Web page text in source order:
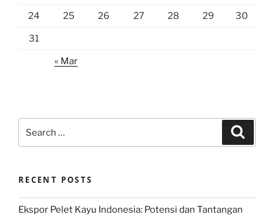
24 25 26 27 28 29 30
31
« Mar
for:
RECENT POSTS
Ekspor Pelet Kayu Indonesia: Potensi dan Tantangan